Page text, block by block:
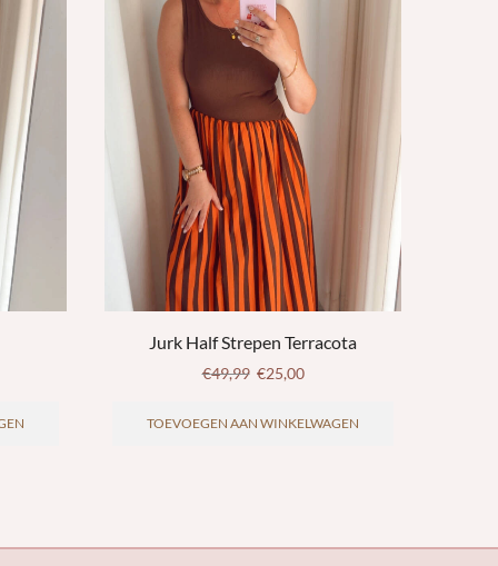
Jurk Half Strepen Terracota
€49,99 €25,00
TOEVOEGEN AAN WINKELWAGEN